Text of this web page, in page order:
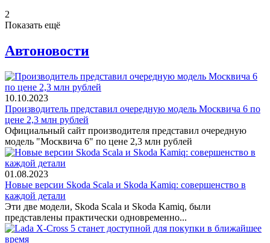
2
Показать ещё
Автоновости
10.10.2023
Производитель представил очередную модель Москвича 6 по
цене 2,3 млн рублей
Официальный сайт производителя представил очередную
модель "Москвича 6" по цене 2,3 млн рублей
01.08.2023
Новые версии Skoda Scala и Skoda Kamiq: совершенство в
каждой детали
Эти две модели, Skoda Scala и Skoda Kamiq, были
представлены практически одновременно...